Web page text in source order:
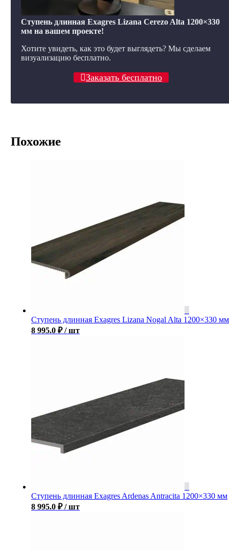
Ступень длинная Exagres Lizana Cerezo Alta 1200×330
мм на вашем проекте!
Хотите увидеть, как это будет выглядеть? Мы сделаем
визуализацию бесплатно.
Заказать бесплатно
Похожие
Ступень длинная Exagres Lizana Nogal Alta 1200×330 мм
8 995.0 ₽ / шт
Ступень длинная Exagres Ardenas Antracita 1200×330 мм
8 995.0 ₽ / шт